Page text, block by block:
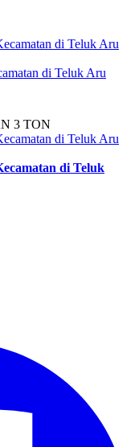
di Teluk Aru
3 TON
di Teluk